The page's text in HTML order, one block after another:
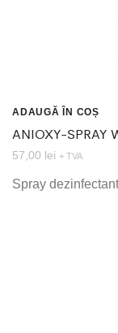
ADAUGĂ ÎN COȘ
ANIOXY-SPRAY
57,00 lei + TVA
Spray